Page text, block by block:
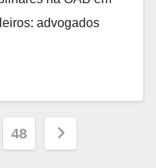
advogados
48